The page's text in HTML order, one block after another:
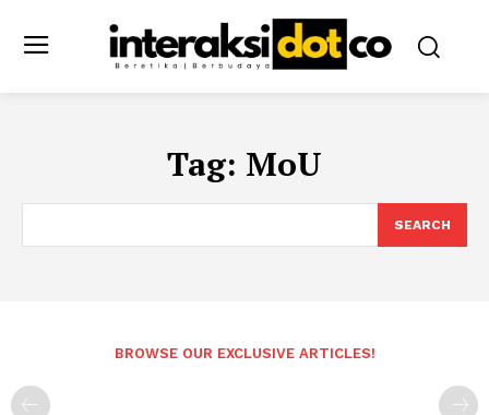
Tag: MoU
SEARCH
BROWSE OUR EXCLUSIVE ARTICLES!